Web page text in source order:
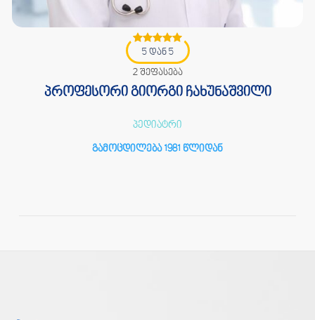
5 დან 5
2 შეფასება
პროფესორი გიორგი ჩახუნაშვილი
პედიატრი
გამოცდილება 1981 წლიდან